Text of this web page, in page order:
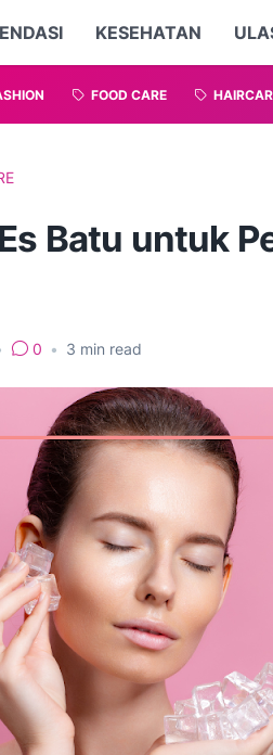
KESEHATAN
FOOD CARE
Batu untuk
0 • 3 min read